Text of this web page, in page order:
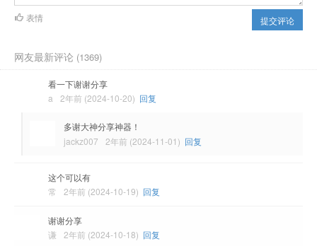
提交评论
表情
网友最新评论 (1369)
看一下谢谢分享
a
2年前 (2024-10-20) 回复
多谢大神分享神器！
jackz007
2年前 (2024-11-01) 回复
这个可以有
常
2年前 (2024-10-19) 回复
谢谢分享
谦
2年前 (2024-10-18) 回复